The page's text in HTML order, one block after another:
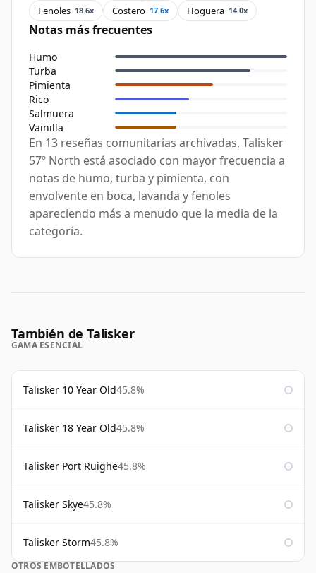
Fenoles 18.6x Costero 17.6x Hoguera 14.0x
Notas más frecuentes
Humo
Turba
Pimienta
Rico
Salmuera
Vainilla
En 13 reseñas comunitarias archivadas, Talisker
57º North está asociado con mayor frecuencia a
notas de humo, turba y pimienta, con
envolvente en boca, lavanda y fenoles
apareciendo más a menudo que la media de la
categoría.
También de Talisker
GAMA ESENCIAL
Talisker 10 Year Old45.8%
Talisker 18 Year Old45.8%
Talisker Port Ruighe45.8%
Talisker Skye45.8%
Talisker Storm45.8%
OTROS EMBOTELLADOS